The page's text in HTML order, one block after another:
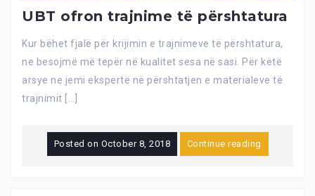
UBT ofron trajnime të përshtatura
Kur bëhet fjalë për krijimin e trajnimeve të përshtatura,
ne besojmë më tepër në kualitet sesa në sasi. Për këtë
arsye ne jemi ekspertë në përshtatjen e materialeve të
trajnimit […]
Posted on October 8, 2018 Continue reading